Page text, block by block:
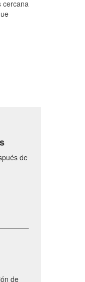
cercana
de
de